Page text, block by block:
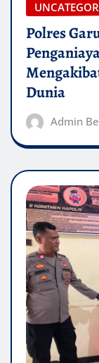
Polres
Dunia
Admin